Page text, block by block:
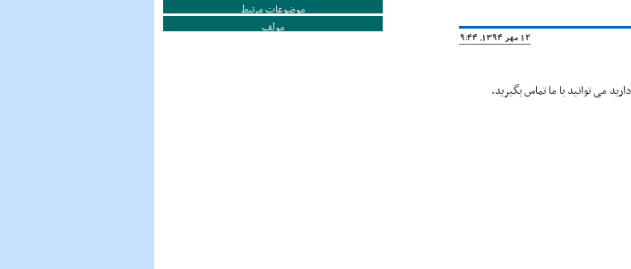
12 مهر 1394, 19:44
می توانید با ما تماس بگیرید.
موضوعات مرتبط
مولف